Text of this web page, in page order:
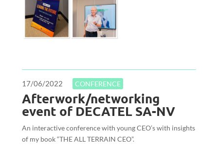
17/06/2022 CONFERENCE
Afterwork/networking
event of DECATEL SA-NV
An interactive conference with young CEO’s with insights
of my book “THE ALL TERRAIN CEO”.